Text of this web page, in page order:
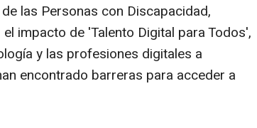
las Personas con Discapacidad,
impacto de 'Talento Digital para Todos',
y las profesiones digitales a
encontrado barreras para acceder a